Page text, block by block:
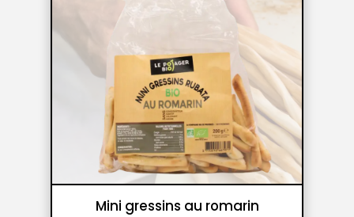
Mini gressins au romarin